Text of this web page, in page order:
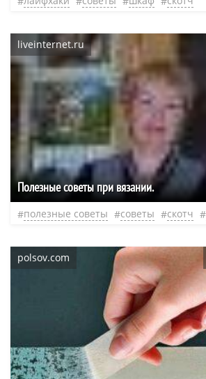
liveinternet.ru
Полезные советы при вязании.
полезные советы советы скотч
polsov.com